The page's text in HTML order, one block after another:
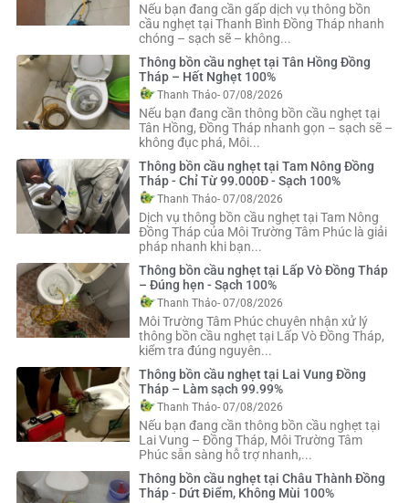
Nếu bạn đang cần gấp dịch vụ thông bồn
cầu nghẹt tại Thanh Bình Đồng Tháp nhanh
chóng – sạch sẽ – không...
Thông bồn cầu nghẹt tại Tân Hồng Đồng
Tháp – Hết Nghẹt 100%
Thanh Thảo- 07/08/2026
Nếu bạn đang cần thông bồn cầu nghẹt tại
Tân Hồng, Đồng Tháp nhanh gọn – sạch sẽ –
không đục phá, Môi...
Thông bồn cầu nghẹt tại Tam Nông Đồng
Tháp - Chỉ Từ 99.000Đ - Sạch 100%
Thanh Thảo- 07/08/2026
Dịch vụ thông bồn cầu nghẹt tại Tam Nông
Đồng Tháp của Môi Trường Tâm Phúc là giải
pháp nhanh khi bạn...
Thông bồn cầu nghẹt tại Lấp Vò Đồng Tháp
– Đúng hẹn - Sạch 100%
Thanh Thảo- 07/08/2026
Môi Trường Tâm Phúc chuyên nhận xử lý
thông bồn cầu nghẹt tại Lấp Vò Đồng Tháp,
kiểm tra đúng nguyên...
Thông bồn cầu nghẹt tại Lai Vung Đồng
Tháp – Làm sạch 99.99%
Thanh Thảo- 07/08/2026
Nếu bạn đang cần thông bồn cầu nghẹt tại
Lai Vung – Đồng Tháp, Môi Trường Tâm
Phúc sẵn sàng hỗ trợ nhanh,...
Thông bồn cầu nghẹt tại Châu Thành Đồng
Tháp - Dứt Điểm, Không Mùi 100%